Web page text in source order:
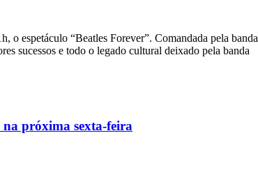
o espetáculo “Beatles Forever”. Comandada pela banda
sucessos e todo o legado cultural deixado pela banda
próxima sexta-feira